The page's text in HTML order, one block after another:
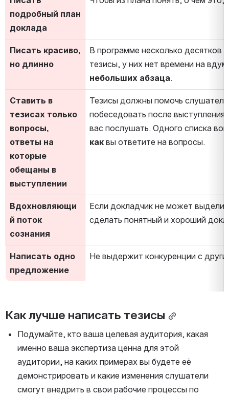
подробный план
доклада
Писать красиво,
но длинно
В программе несколько десятков
тезисы, у них нет времени на
небольших абзаца.
Ставить в
тезисах только
вопросы,
ответы на
которые
обещаны в
выступлении
Тезисы должны помочь
побеседовать после
как вы ответите на вопросы.
Вдохновляющи
й поток
сознания
Если докладчик не может
сделать понятный и хороший
Написать одно
предложение
Не выдержит конкуренции с
Как лучше написать тезисы
Подумайте, кто ваша целевая аудитория, какая
именно ваша экспертиза ценна для этой
аудитории, на каких примерах вы будете её
демонстрировать и какие изменения слушатели
смогут внедрить в свои рабочие процессы по